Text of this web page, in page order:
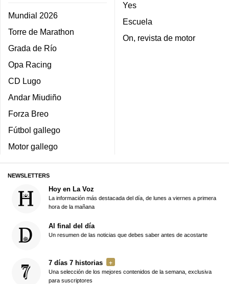
Mundial 2026
Torre de Marathon
Grada de Río
Opa Racing
CD Lugo
Andar Miudiño
Forza Breo
Fútbol gallego
Motor gallego
Yes
Escuela
On, revista de motor
NEWSLETTERS
Hoy en La Voz
La información más destacada del día, de lunes a viernes a primera
hora de la mañana
Al final del día
Un resumen de las noticias que debes saber antes de acostarte
7 días 7 historias
Una selección de los mejores contenidos de la semana, exclusiva
para suscriptores